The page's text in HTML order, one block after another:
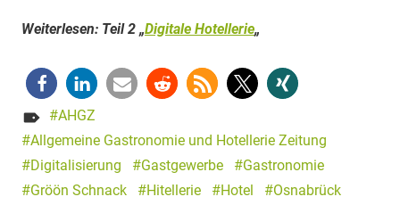
Weiterlesen: Teil 2 „Digitale Hotellerie„
AHGZ
Allgemeine Gastronomie und Hotellerie Zeitung
Digitalisierung
Gastgewerbe
Gastronomie
Gröön Schnack
Hitellerie Hotel
Osnabrück